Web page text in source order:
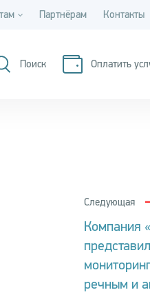
Партнёрам Контакты
Поиск Оплатить
Следующая
Компания
речным и